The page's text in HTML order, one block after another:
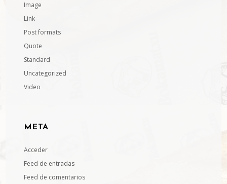
Image
Link
Post formats
Quote
Standard
Uncategorized
Video
META
Acceder
Feed de entradas
Feed de comentarios